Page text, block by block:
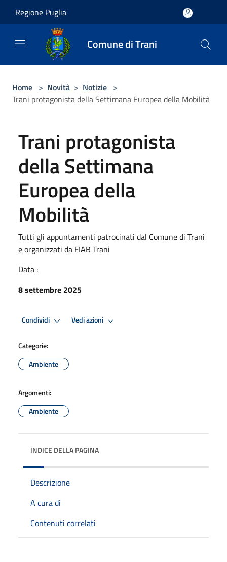
Regione Puglia
Comune di Trani
Home > Novità > Notizie >
Trani protagonista della Settimana Europea della Mobilità
Trani protagonista
della Settimana
Europea della
Mobilità
Tutti gli appuntamenti patrocinati dal Comune di Trani
e organizzati da FIAB Trani
Data :
8 settembre 2025
Condividi Vedi azioni
Categorie:
Ambiente
Argomenti:
Ambiente
INDICE DELLA PAGINA
Descrizione
A cura di
Contenuti correlati